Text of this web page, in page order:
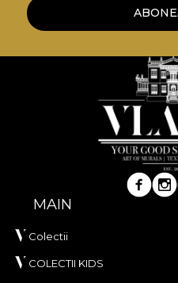
*Din dragostea si
naturale, ecologice si
**House of VLAdiLA
adezivului propriu in
mod, te poti bucura de
rapid, sigur si eficient,
standarde de calitate.
MAIN
Colectii
COLECTII KIDS